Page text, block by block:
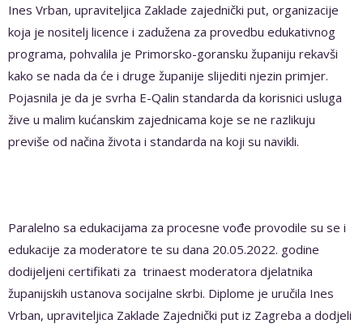
Ines Vrban, upraviteljica Zaklade zajednički put, organizacije
koja je nositelj licence i zadužena za provedbu edukativnog
programa, pohvalila je Primorsko-goransku županiju rekavši
kako se nada da će i druge županije slijediti njezin primjer.
Pojasnila je da je svrha E-Qalin standarda da korisnici usluga
žive u malim kućanskim zajednicama koje se ne razlikuju
previše od načina života i standarda na koji su navikli.
Paralelno sa edukacijama za procesne vođe provodile su se i
edukacije za moderatore te su dana 20.05.2022. godine
dodijeljeni certifikati za trinaest moderatora djelatnika
županijskih ustanova socijalne skrbi. Diplome je uručila Ines
Vrban, upraviteljica Zaklade Zajednički put iz Zagreba a dodjeli